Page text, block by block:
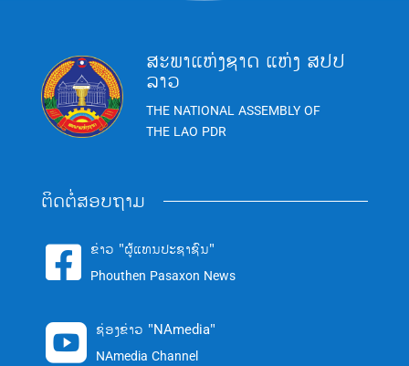
ສະພາແຫ່ງຊາດ ແຫ່ງ ສປປ
ລາວ
THE NATIONAL ASSEMBLY OF
THE LAO PDR
ຕິດຕໍ່ສອບຖາມ
 ຂ່າວ "ຜູ້ແທນປະຊາຊົນ"
Phouthen Pasaxon News
 ຊ່ອງຂ່າວ "NAmedia"
NAmedia Channel